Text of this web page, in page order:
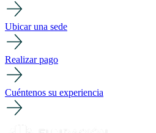
Ubicar una sede
Realizar pago
Cuéntenos su experiencia